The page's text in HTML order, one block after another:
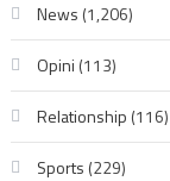
News (1,206)
Opini (113)
Relationship (116)
Sports (229)